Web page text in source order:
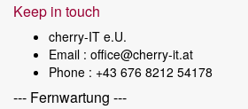
Keep in touch
cherry-IT e.U.
Email : office@cherry-it.at
Phone : +43 676 8212 54178
--- Fernwartung ---